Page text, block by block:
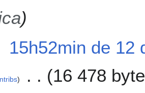
15h52min de 12
16 478